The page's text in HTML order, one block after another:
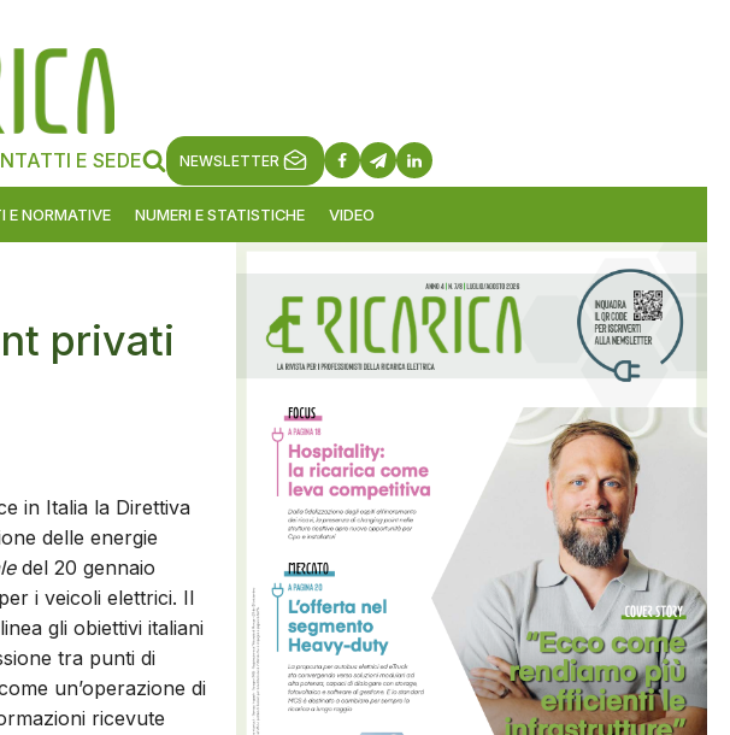
E SEDE NEWSLETTER
E NORMATIVE NUMERI E STATISTICHE VIDEO
privati
in Italia la Direttiva
delle energie
del 20 gennaio
i veicoli elettrici. Il
gli obiettivi italiani
tra punti di
un’operazione di
ricevute